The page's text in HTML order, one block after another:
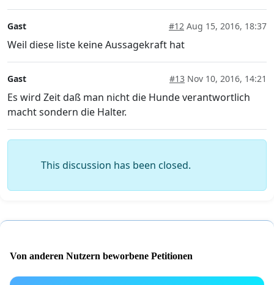
Gast #12 Aug 15, 2016, 18:37
Weil diese liste keine Aussagekraft hat
Gast #13 Nov 10, 2016, 14:21
Es wird Zeit daß man nicht die Hunde verantwortlich
macht sondern die Halter.
This discussion has been closed.
Von anderen Nutzern beworbene Petitionen